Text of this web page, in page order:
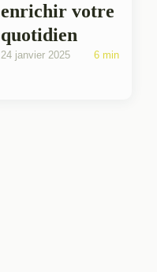
enrichir votre
quotidien
24 janvier 2025 6 min